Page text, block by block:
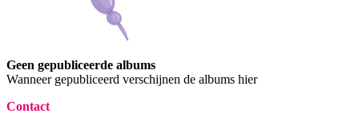
Geen gepubliceerde albums
Wanneer gepubliceerd verschijnen de albums hier
Contact